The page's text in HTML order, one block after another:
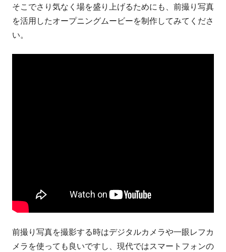
そこでさり気なく場を盛り上げるためにも、前撮り写真
を活用したオープニングムービーを制作してみてくださ
い。
前撮り写真を撮影する時はデジタルカメラや一眼レフカ
メラを使っても良いですし、現代ではスマートフォンの